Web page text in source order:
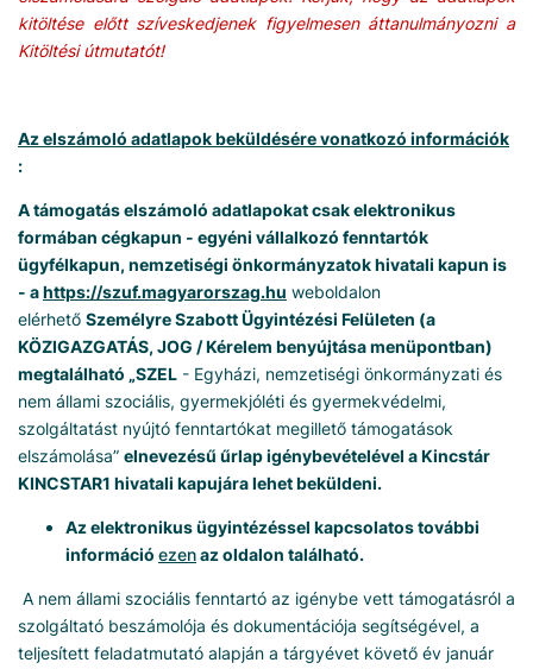
kitöltése előtt szíveskedjenek figyelmesen áttanulmányozni a
Kitöltési útmutatót!
Az elszámoló adatlapok beküldésére vonatkozó információk
:
A támogatás elszámoló adatlapokat csak elektronikus
formában cégkapun - egyéni vállalkozó fenntartók
ügyfélkapun, nemzetiségi önkormányzatok hivatali kapun is
- ahttps://szuf.magyarorszag.hu weboldalon
elérhető Személyre Szabott Ügyintézési Felületen (a
KÖZIGAZGATÁS, JOG / Kérelem benyújtása menüpontban)
megtalálható „SZEL - Egyházi, nemzetiségi önkormányzati és
nem állami szociális, gyermekjóléti és gyermekvédelmi,
szolgáltatást nyújtó fenntartókat megillető támogatások
elszámolása” elnevezésű űrlap igénybevételével a Kincstár
KINCSTAR1 hivatali kapujára lehet beküldeni.
Az elektronikus ügyintézéssel kapcsolatos további
információ ezenazoldalon található.
A nem állami szociális fenntartó az igénybe vett támogatásról a
szolgáltató beszámolója és dokumentációja segítségével, a
teljesített feladatmutató alapján a tárgyévet követő év január